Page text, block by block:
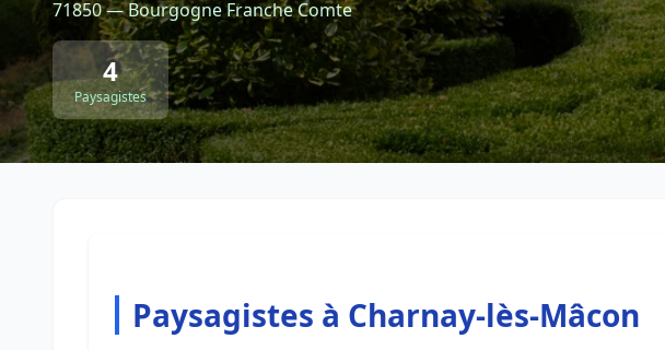
71850 — Bourgogne Franche Comte
4
Paysagistes
Paysagistes à Charnay-lès-Mâcon